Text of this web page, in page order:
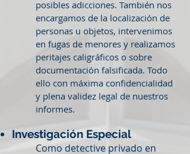
posibles adicciones. También nos
encargamos de la localización de
personas u objetos, intervenimos
en fugas de menores y realizamos
peritajes caligráficos o sobre
documentación falsificada. Todo
ello con máxima confidencialidad
y plena validez legal de nuestros
informes.
Investigación Especial
Como detective privado en